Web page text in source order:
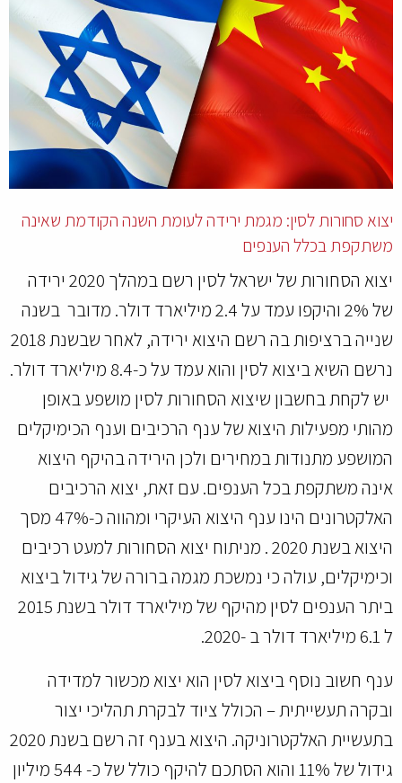
יצוא סחורות לסין: מגמת ירידה לעומת השנה הקודמת שאינה
משתקפת בכלל הענפים
יצוא הסחורות של ישראל לסין רשם במהלך 2020 ירידה
של 2% והיקפו עמד על 2.4 מיליארד דולר. מדובר בשנה
שנייה ברציפות בה רשם היצוא ירידה, לאחר שבשנת 2018
נרשם השיא ביצוא לסין והוא עמד על כ-8.4 מיליארד דולר.
יש לקחת בחשבון שיצוא הסחורות לסין מושפע באופן
מהותי מפעילות היצוא של ענף הרכיבים וענף הכימיקלים
המושפע מתנודות במחירים ולכן הירידה בהיקף היצוא
אינה משתקפת בכל הענפים. עם זאת, יצוא הרכיבים
האלקטרונים הינו ענף היצוא העיקרי ומהווה כ-47% מסך
היצוא בשנת 2020 . מניתוח יצוא הסחורות למעט רכיבים
וכימיקלים, עולה כי נמשכת מגמה ברורה של גידול ביצוא
ביתר הענפים לסין מהיקף של מיליארד דולר בשנת 2015
ל 6.1 מיליארד דולר ב -2020.
ענף חשוב נוסף ביצוא לסין הוא יצוא מכשור למדידה
ובקרה תעשייתית – הכולל ציוד לבקרת תהליכי יצור
בתעשיית האלקטרוניקה. היצוא בענף זה רשם בשנת 2020
גידול של 11% והוא הסתכם להיקף כולל של כ- 544 מיליון